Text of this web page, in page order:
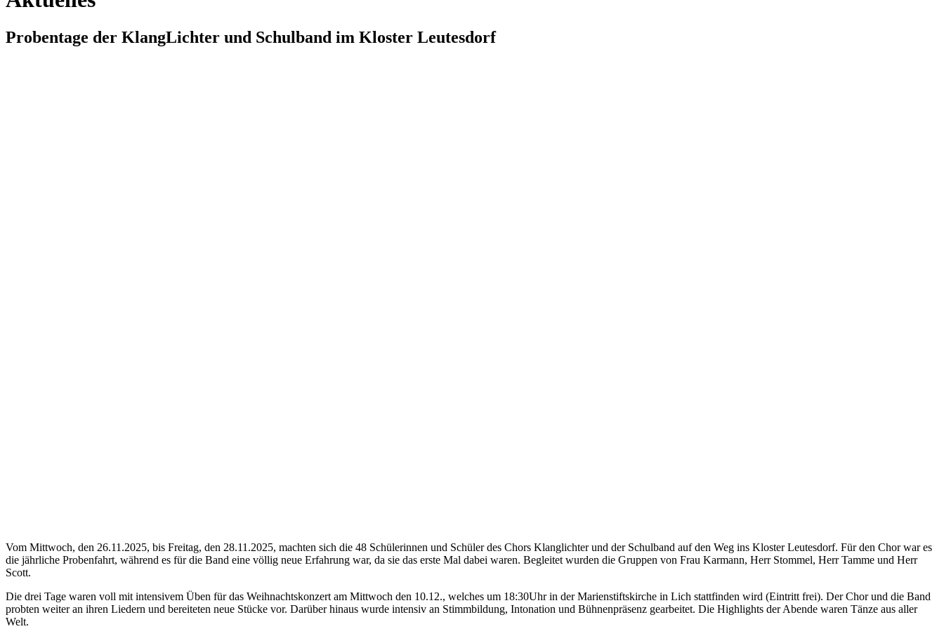
Probentage der KlangLichter und Schulband im Kloster Leutesdorf
Vom Mittwoch, den 26.11.2025, bis Freitag, den 28.11.2025, machten sich die 48 Schülerinnen und Schüler des Chors Klanglichter und der Schulband auf den Weg ins Kloster Leutesdorf. Für den Chor war es
die jährliche Probenfahrt, während es für die Band eine völlig neue Erfahrung war, da sie das erste Mal dabei waren. Begleitet wurden die Gruppen von Frau Karmann, Herr Stommel, Herr Tamme und Herr
Scott.
Die drei Tage waren voll mit intensivem Üben für das Weihnachtskonzert am Mittwoch den 10.12., welches um 18:30Uhr in der Marienstiftskirche in Lich stattfinden wird (Eintritt frei). Der Chor und die Band
probten weiter an ihren Liedern und bereiteten neue Stücke vor. Darüber hinaus wurde intensiv an Stimmbildung, Intonation und Bühnenpräsenz gearbeitet. Die Highlights der Abende waren Tänze aus aller
Welt.